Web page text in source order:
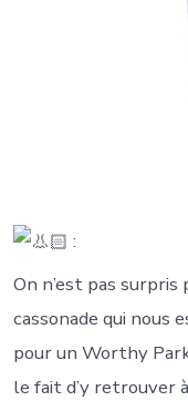
:
On n’est pas
cassonade qui nous
pour un Worthy
le fait d’y retrouver